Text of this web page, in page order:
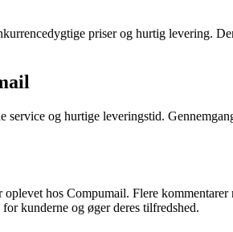
priser og hurtig levering.
og hurtige leveringstid.
hos Compumail. Flere
kunderne og øger deres tilfredshed.